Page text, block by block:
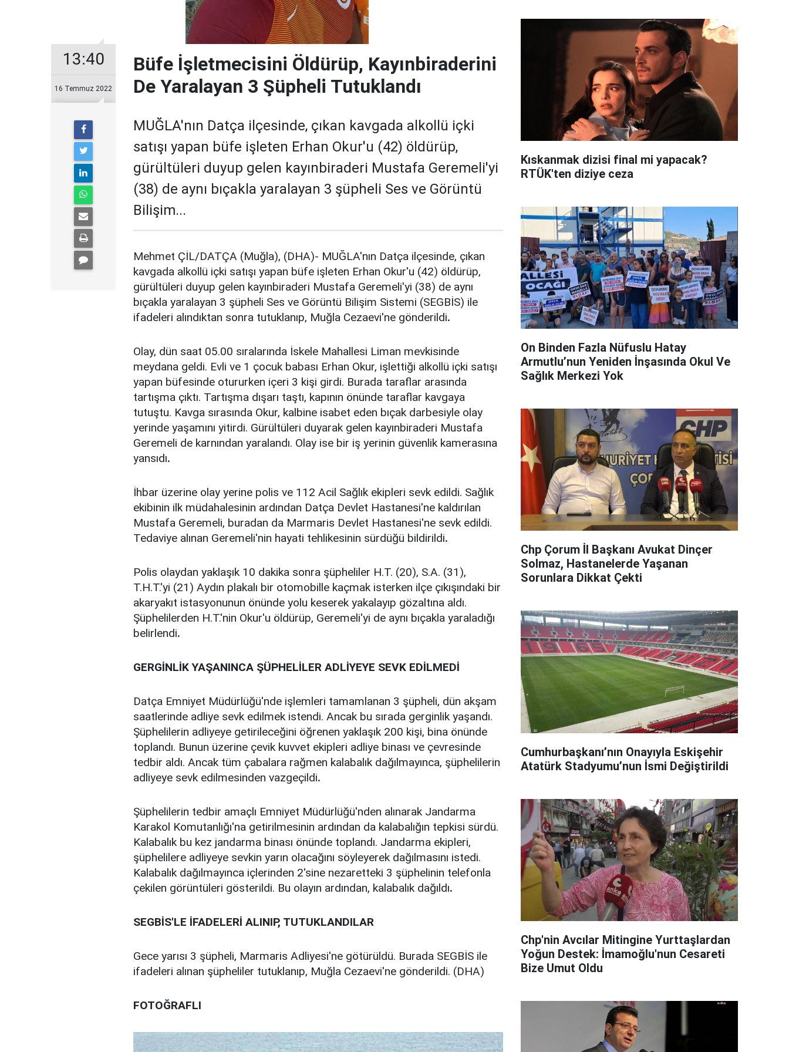
13:40
16 Temmuz 2022
Büfe İşletmecisini Öldürüp, Kayınbiraderini
De Yaralayan 3 Şüpheli Tutuklandı
MUĞLA'nın Datça ilçesinde, çıkan kavgada alkollü içki
satışı yapan büfe işleten Erhan Okur'u (42) öldürüp,
gürültüleri duyup gelen kayınbiraderi Mustafa Geremeli'yi
(38) de aynı bıçakla yaralayan 3 şüpheli Ses ve Görüntü
Bilişim...
Mehmet ÇİL/DATÇA (Muğla), (DHA)- MUĞLA'nın Datça ilçesinde, çıkan
kavgada alkollü içki satışı yapan büfe işleten Erhan Okur'u (42) öldürüp,
gürültüleri duyup gelen kayınbiraderi Mustafa Geremeli'yi (38) de aynı
bıçakla yaralayan 3 şüpheli Ses ve Görüntü Bilişim Sistemi (SEGBİS) ile
ifadeleri alındıktan sonra tutuklanıp, Muğla Cezaevi'ne gönderildi.
Olay, dün saat 05.00 sıralarında İskele Mahallesi Liman mevkisinde
meydana geldi. Evli ve 1 çocuk babası Erhan Okur, işlettiği alkollü içki satışı
yapan büfesinde otururken içeri 3 kişi girdi. Burada taraflar arasında
tartışma çıktı. Tartışma dışarı taştı, kapının önünde taraflar kavgaya
tutuştu. Kavga sırasında Okur, kalbine isabet eden bıçak darbesiyle olay
yerinde yaşamını yitirdi. Gürültüleri duyarak gelen kayınbiraderi Mustafa
Geremeli de karnından yaralandı. Olay ise bir iş yerinin güvenlik kamerasına
yansıdı.
İhbar üzerine olay yerine polis ve 112 Acil Sağlık ekipleri sevk edildi. Sağlık
ekibinin ilk müdahalesinin ardından Datça Devlet Hastanesi'ne kaldırılan
Mustafa Geremeli, buradan da Marmaris Devlet Hastanesi'ne sevk edildi.
Tedaviye alınan Geremeli'nin hayati tehlikesinin sürdüğü bildirildi.
Polis olaydan yaklaşık 10 dakika sonra şüpheliler H.T. (20), S.A. (31),
T.H.T.'yi (21) Aydın plakalı bir otomobille kaçmak isterken ilçe çıkışındaki bir
akaryakıt istasyonunun önünde yolu keserek yakalayıp gözaltına aldı.
Şüphelilerden H.T.'nin Okur'u öldürüp, Geremeli'yi de aynı bıçakla yaraladığı
belirlendi.
GERGİNLİK YAŞANINCA ŞÜPHELİLER ADLİYEYE SEVK EDİLMEDİ
Datça Emniyet Müdürlüğü'nde işlemleri tamamlanan 3 şüpheli, dün akşam
saatlerinde adliye sevk edilmek istendi. Ancak bu sırada gerginlik yaşandı.
Şüphelilerin adliyeye getirileceğini öğrenen yaklaşık 200 kişi, bina önünde
toplandı. Bunun üzerine çevik kuvvet ekipleri adliye binası ve çevresinde
tedbir aldı. Ancak tüm çabalara rağmen kalabalık dağılmayınca, şüphelilerin
adliyeye sevk edilmesinden vazgeçildi.
Şüphelilerin tedbir amaçlı Emniyet Müdürlüğü'nden alınarak Jandarma
Karakol Komutanlığı'na getirilmesinin ardından da kalabalığın tepkisi sürdü.
Kalabalık bu kez jandarma binası önünde toplandı. Jandarma ekipleri,
şüphelilere adliyeye sevkin yarın olacağını söyleyerek dağılmasını istedi.
Kalabalık dağılmayınca içlerinden 2'sine nezaretteki 3 şüphelinin telefonla
çekilen görüntüleri gösterildi. Bu olayın ardından, kalabalık dağıldı.
SEGBİS'LE İFADELERİ ALINIP, TUTUKLANDILAR
Gece yarısı 3 şüpheli, Marmaris Adliyesi'ne götürüldü. Burada SEGBİS ile
ifadeleri alınan şüpheliler tutuklanıp, Muğla Cezaevi'ne gönderildi. (DHA)
FOTOĞRAFLI
Kıskanmak dizisi final mi yapacak?
RTÜK'ten diziye ceza
On Binden Fazla Nüfuslu Hatay
Armutlu’nun Yeniden İnşasında Okul Ve
Sağlık Merkezi Yok
Chp Çorum İl Başkanı Avukat Dinçer
Solmaz, Hastanelerde Yaşanan
Sorunlara Dikkat Çekti
Cumhurbaşkanı’nın Onayıyla Eskişehir
Atatürk Stadyumu’nun İsmi Değiştirildi
Chp'nin Avcılar Mitingine Yurttaşlardan
Yoğun Destek: İmamoğlu'nun Cesareti
Bize Umut Oldu